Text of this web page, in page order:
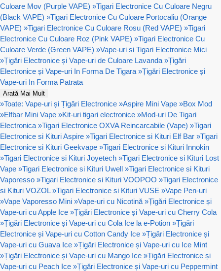
Culoare Mov (Purple VAPE) »Tigari Electronice Cu Culoare Negru
(Black VAPE) »Tigari Electronice Cu Culoare Portocaliu (Orange
VAPE) »Tigari Electronice Cu Culoare Rosu (Red VAPE) »Tigari
Electronice Cu Culoare Roz (Pink VAPE) »Tigari Electronice Cu
Culoare Verde (Green VAPE) »Vape-uri si Tigari Electronice Mici
»Țigări Electronice și Vape-uri de Culoare Lavanda »Țigări
Electronice și Vape-uri In Forma De Tigara »Țigări Electronice și
Vape-uri In Forma Patrata
Arată Mai Mult
»Toate: Vape-uri și Țigări Electronice »Aspire Mini Vape »Box Mod
»Elfbar Mini Vape »Kit-uri tigari electronice »Mod-uri De Tigari
Electronica »Tigari Electronice OXVA Reincarcabile (Vape) »Tigari
Electronice si Kituri Aspire »Tigari Electronice si Kituri Elf Bar »Tigari
Electronice si Kituri Geekvape »Tigari Electronice si Kituri Innokin
»Tigari Electronice si Kituri Joyetech »Tigari Electronice si Kituri Lost
Vape »Tigari Electronice si Kituri Uwell »Tigari Electronice si Kituri
Vaporesso »Tigari Electronice si Kituri VOOPOO »Tigari Electronice
si Kituri VOZOL »Tigari Electronice si Kituri VUSE »Vape Pen-uri
»Vape Vaporesso Mini »Vape-uri cu Nicotină »Țigări Electronice și
Vape-uri cu Apple Ice »Țigări Electronice și Vape-uri cu Cherry Cola
»Țigări Electronice și Vape-uri cu Cola Ice la e-Potion »Țigări
Electronice și Vape-uri cu Cotton Candy Ice »Țigări Electronice și
Vape-uri cu Guava Ice »Țigări Electronice și Vape-uri cu Ice Mint
»Țigări Electronice și Vape-uri cu Mango Ice »Țigări Electronice și
Vape-uri cu Peach Ice »Țigări Electronice și Vape-uri cu Peppermint